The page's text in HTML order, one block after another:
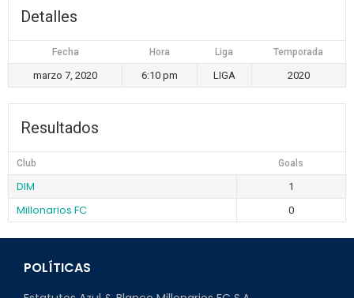
Detalles
Fecha Hora Liga Temporada
marzo 7, 2020 6:10 pm LIGA 2020
Resultados
Club Goals
DIM 1
Millonarios FC 0
POLÍTICAS